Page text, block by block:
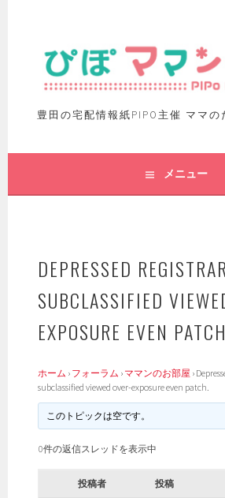
豊田の宅配情報紙PIPO主催 ママの
メニュー
DEPRESSED
SUBCLASSIFIED
EXPOSURE EVEN
ホーム › フォーラム › ママンのお部屋 ›
subclassified viewed over-exposure even patch.
このトピックは空です。
0件の返信スレッドを表示中
投稿者 投稿